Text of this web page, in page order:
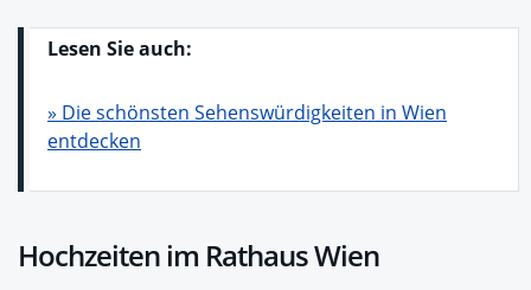
Lesen Sie auch:
» Die schönsten Sehenswürdigkeiten in Wien
entdecken
Hochzeiten im Rathaus Wien